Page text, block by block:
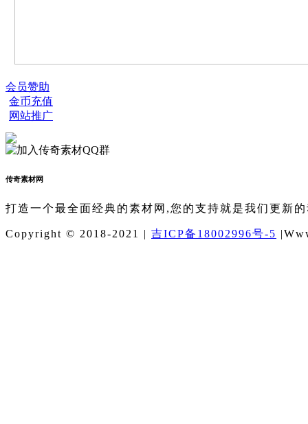
会员赞助
金币充值
网站推广
传奇素材网
打造一个最全面经典的素材网,您的支持就是我们更新
Copyright © 2018-2021 | 吉ICP备18002996号-5